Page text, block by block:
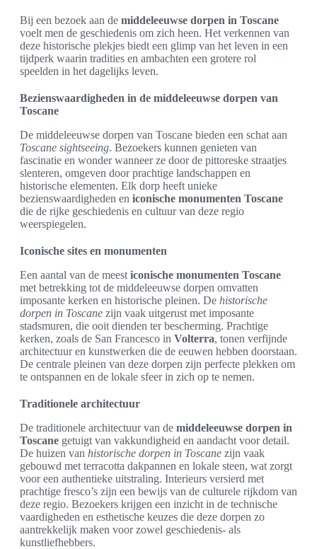
Bij een bezoek aan de middeleeuwse dorpen in Toscane
voelt men de geschiedenis om zich heen. Het verkennen van
deze historische plekjes biedt een glimp van het leven in een
tijdperk waarin tradities en ambachten een grotere rol
speelden in het dagelijks leven.
Bezienswaardigheden in de middeleeuwse dorpen van
Toscane
De middeleeuwse dorpen van Toscane bieden een schat aan
Toscane sightseeing. Bezoekers kunnen genieten van
fascinatie en wonder wanneer ze door de pittoreske straatjes
slenteren, omgeven door prachtige landschappen en
historische elementen. Elk dorp heeft unieke
bezienswaardigheden en iconische monumenten Toscane
die de rijke geschiedenis en cultuur van deze regio
weerspiegelen.
Iconische sites en monumenten
Een aantal van de meest iconische monumenten Toscane
met betrekking tot de middeleeuwse dorpen omvatten
imposante kerken en historische pleinen. De historische
dorpen in Toscane zijn vaak uitgerust met imposante
stadsmuren, die ooit dienden ter bescherming. Prachtige
kerken, zoals de San Francesco in Volterra, tonen verfijnde
architectuur en kunstwerken die de eeuwen hebben doorstaan.
De centrale pleinen van deze dorpen zijn perfecte plekken om
te ontspannen en de lokale sfeer in zich op te nemen.
Traditionele architectuur
De traditionele architectuur van de middeleeuwse dorpen in
Toscane getuigt van vakkundigheid en aandacht voor detail.
De huizen van historische dorpen in Toscane zijn vaak
gebouwd met terracotta dakpannen en lokale steen, wat zorgt
voor een authentieke uitstraling. Interieurs versierd met
prachtige fresco’s zijn een bewijs van de culturele rijkdom van
deze regio. Bezoekers krijgen een inzicht in de technische
vaardigheden en esthetische keuzes die deze dorpen zo
aantrekkelijk maken voor zowel geschiedenis- als
kunstliefhebbers.